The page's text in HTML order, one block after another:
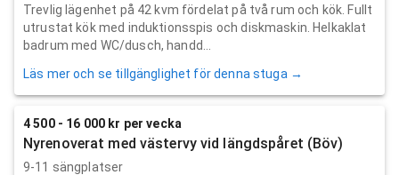
Trevlig lägenhet på 42 kvm fördelat på två rum och kök. Fullt
utrustat kök med induktionsspis och diskmaskin. Helkaklat
badrum med WC/dusch, handd...
Läs mer och se tillgänglighet för denna stuga →
4 500 - 16 000 kr per vecka
Nyrenoverat med västervy vid längdspåret (Böv)
9-11 sängplatser